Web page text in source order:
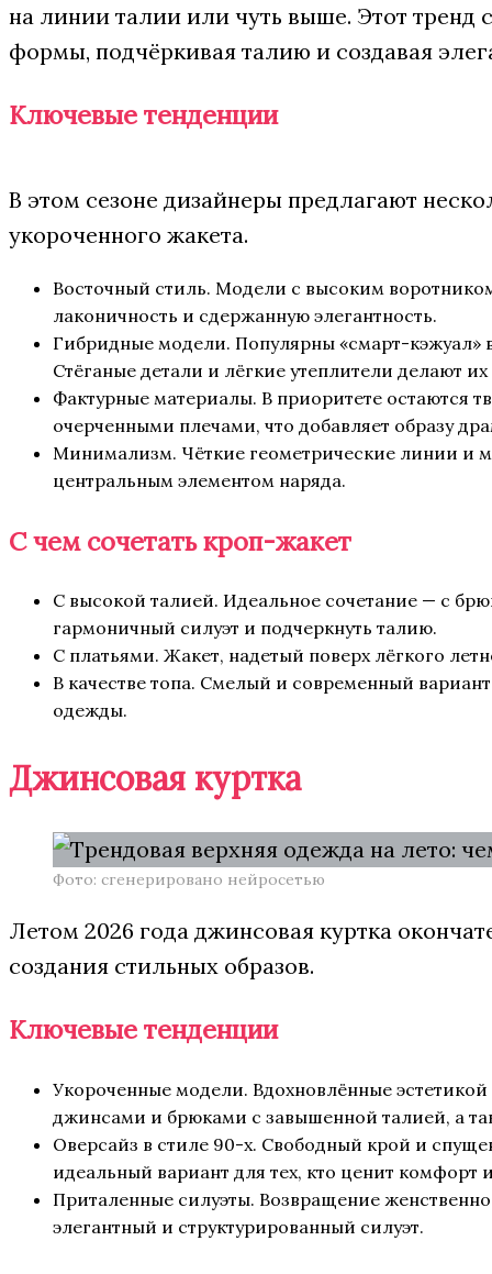
на линии талии или чуть выше. Этот тренд
формы, подчёркивая талию и создавая
Ключевые тенденции
В этом сезоне дизайнеры предлагают
укороченного жакета.
Восточный стиль. Модели с высоким
лаконичность и сдержанную элегантность.
Гибридные модели. Популярны «смарт-кэжуал»
Стёганые детали и лёгкие утеплители делают
Фактурные материалы. В приоритете остаются
очерченными плечами, что добавляет образу
Минимализм. Чёткие геометрические линии и
центральным элементом наряда.
С чем сочетать кроп-жакет
С высокой талией. Идеальное сочетание — с
гармоничный силуэт и подчеркнуть талию.
С платьями. Жакет, надетый поверх лёгкого
В качестве топа. Смелый и современный
одежды.
Джинсовая куртка
Фото: сгенерировано нейросетью
Летом 2026 года джинсовая куртка
создания стильных образов.
Ключевые тенденции
Укороченные модели. Вдохновлённые
джинсами и брюками с завышенной талией, а
Оверсайз в стиле 90-х. Свободный крой и
идеальный вариант для тех, кто ценит
Приталенные силуэты. Возвращение
элегантный и структурированный силуэт.